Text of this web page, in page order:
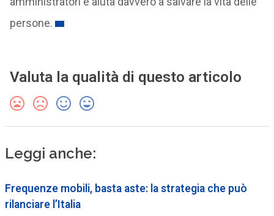
persone.
Valuta la qualità di questo articolo
Leggi anche:
Frequenze mobili, basta aste: la strategia che può
rilanciare l’Italia